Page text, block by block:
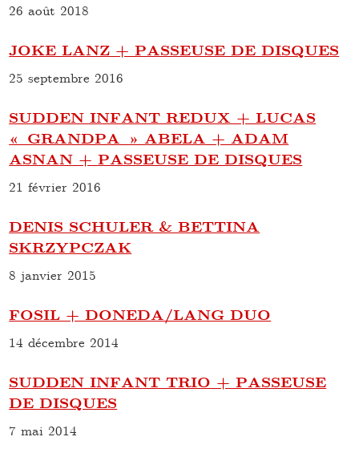
26 août 2018
JOKE LANZ + PASSEUSE DE DISQUES
25 septembre 2016
SUDDEN INFANT REDUX + LUCAS
« GRANDPA » ABELA + ADAM
ASNAN + PASSEUSE DE DISQUES
21 février 2016
DENIS SCHULER & BETTINA
SKRZYPCZAK
8 janvier 2015
FOSIL + DONEDA/LANG DUO
14 décembre 2014
SUDDEN INFANT TRIO + PASSEUSE
DE DISQUES
7 mai 2014